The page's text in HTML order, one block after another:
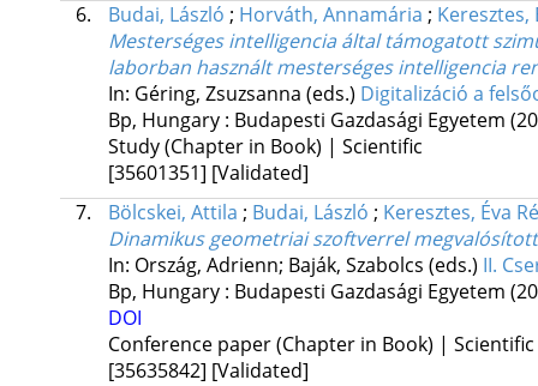
6.
Budai, László ; Horváth, Annamária ; Keresztes,
Mesterséges intelligencia által támogatott
laborban használt mesterséges intelligencia
In: Géring, Zsuzsanna (eds.) Digitalizáció a
Bp, Hungary : Budapesti Gazdasági Egyetem
Study (Chapter in Book) | Scientific
[35601351] [Validated]
7.
Bölcskei, Attila ; Budai, László ; Keresztes, Éva
Dinamikus geometriai szoftverrel
In: Ország, Adrienn; Baják, Szabolcs (eds.) II.
Bp, Hungary : Budapesti Gazdasági Egyetem
DOI
Conference paper (Chapter in Book) | Scientific
[35635842] [Validated]